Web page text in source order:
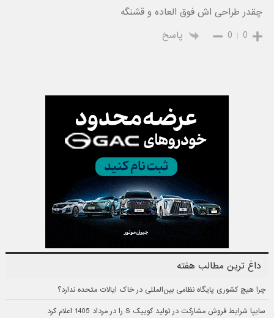
چقدر طراحی اش فوق العاده و قشنگه
0
0 پاسخ
داغ ترین مطالب هفته
چرا هیچ کشوری پایگاه نظامی بین‌المللی در خاک ایالات متحده ندارد؟
سایپا شرایط فروش مشارکت در تولید کوییک S را در مرداد 1405 اعلام کرد